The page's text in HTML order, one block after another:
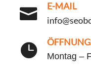

E-MAIL
 Montag –